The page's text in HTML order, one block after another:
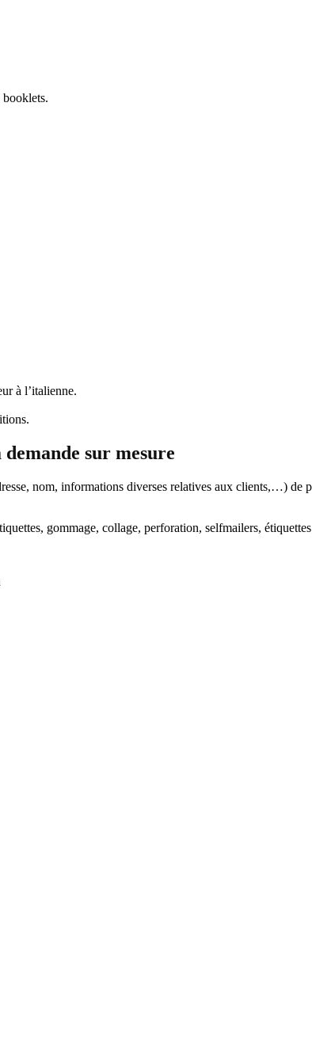
à l’italienne.
sur mesure
nom, informations diverses relatives aux clients,…)
gommage, collage, perforation, selfmailers,